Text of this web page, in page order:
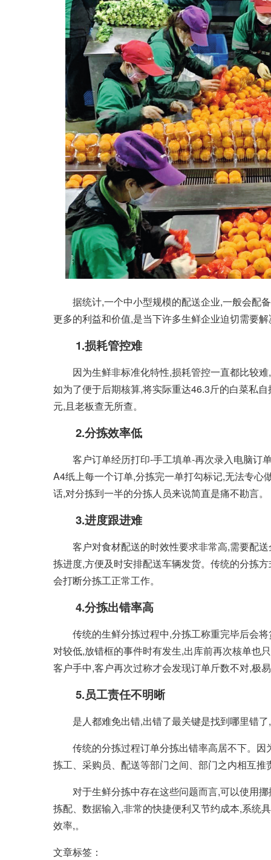
据统计,一个中小型规模的配送企业,一般会配
更多的利益和价值,是当下许多生鲜企业迫切需要
1.损耗管控难
因为生鲜非标准化特性,损耗管控一直都比较
如为了便于后期核算,将实际重达46.3斤的白菜私
元,且老板查无所查。
2.分拣效率低
客户订单经历打印-手工填单-再次录入电脑订
A4纸上每一个订单,分拣完一单打勾标记,无法专
话,对分拣到一半的分拣人员来说简直是痛不勘言。
3.进度跟进难
客户对食材配送的时效性要求非常高,需要配
拣进度,方便及时安排配送车辆发货。传统的分拣
会打断分拣工正常工作。
4.分拣出错率高
传统的生鲜分拣过程中,分拣工称重完毕后会
对较低,放错框的事件时有发生,出库前再次核单也
客户手中,客户再次过称才会发现订单斤数不对,极
5.员工责任不明晰
是人都难免出错,出错了最关键是找到哪里错
传统的分拣过程订单分拣出错率高居不下。
拣工、采购员、配送等部门之间、部门之内相互推
对于生鲜分拣中存在这些问题而言,可以使用
拣配、数据输入,非常的快捷便利又节约成本,系统
效率,。
文章标签：